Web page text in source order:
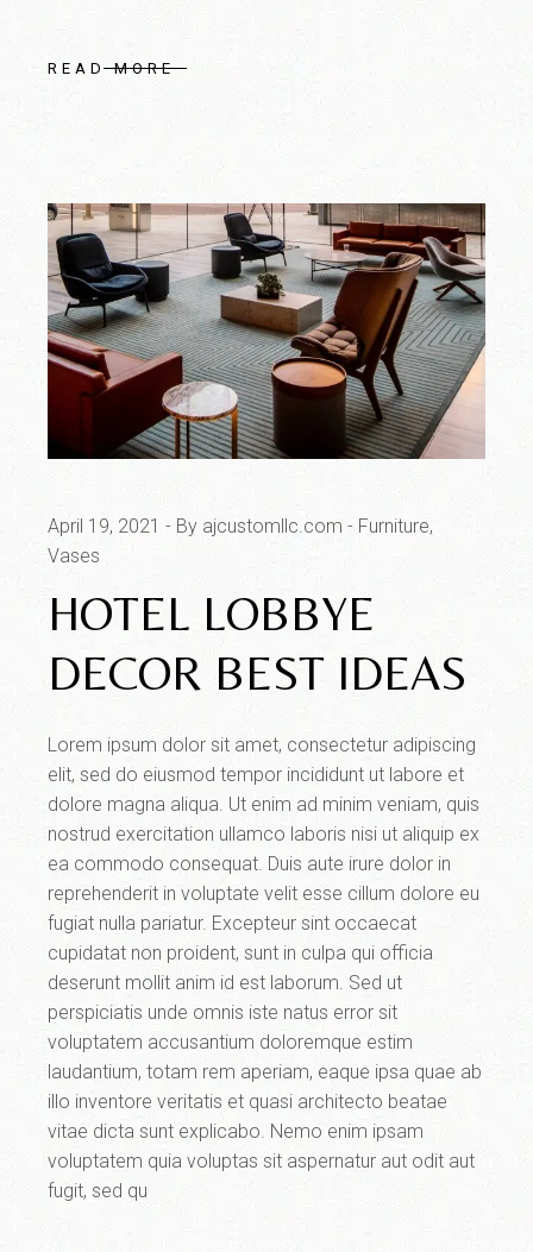
READ MORE
April 19, 2021 By ajcustomllc.com
Furniture
Vases
HOTEL LOBBYE
DECOR BEST IDEAS
Lorem ipsum dolor sit amet, consectetur adipiscing
elit, sed do eiusmod tempor incididunt ut labore et
dolore magna aliqua. Ut enim ad minim veniam, quis
nostrud exercitation ullamco laboris nisi ut aliquip ex
ea commodo consequat. Duis aute irure dolor in
reprehenderit in voluptate velit esse cillum dolore eu
fugiat nulla pariatur. Excepteur sint occaecat
cupidatat non proident, sunt in culpa qui officia
deserunt mollit anim id est laborum. Sed ut
perspiciatis unde omnis iste natus error sit
voluptatem accusantium doloremque estim
laudantium, totam rem aperiam, eaque ipsa quae ab
illo inventore veritatis et quasi architecto beatae
vitae dicta sunt explicabo. Nemo enim ipsam
voluptatem quia voluptas sit aspernatur aut odit aut
fugit, sed qu